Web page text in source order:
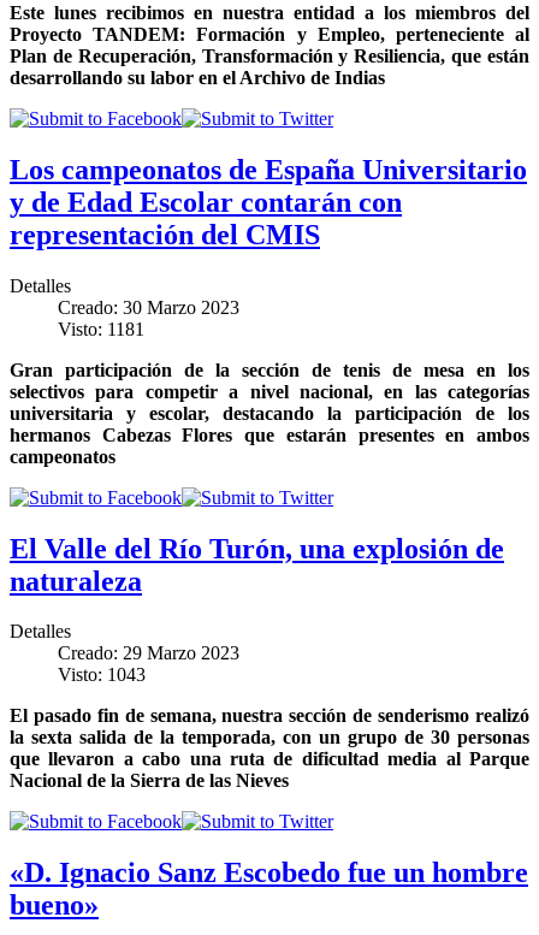
Este lunes recibimos en nuestra entidad a los miembros del
Proyecto TANDEM: Formación y Empleo, perteneciente al
Plan de Recuperación, Transformación y Resiliencia, que están
desarrollando su labor en el Archivo de Indias
Los campeonatos de España Universitario
y de Edad Escolar contarán con
representación del CMIS
Detalles
Creado: 30 Marzo 2023
Visto: 1181
Gran participación de la sección de tenis de mesa en los
selectivos para competir a nivel nacional, en las categorías
universitaria y escolar, destacando la participación de los
hermanos Cabezas Flores que estarán presentes en ambos
campeonatos
El Valle del Río Turón, una explosión de
naturaleza
Detalles
Creado: 29 Marzo 2023
Visto: 1043
El pasado fin de semana, nuestra sección de senderismo realizó
la sexta salida de la temporada, con un grupo de 30 personas
que llevaron a cabo una ruta de dificultad media al Parque
Nacional de la Sierra de las Nieves
«D. Ignacio Sanz Escobedo fue un hombre
bueno»